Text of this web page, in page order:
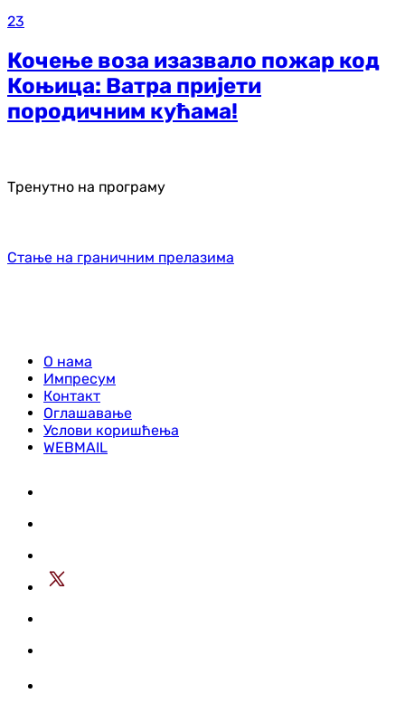
23
Кочење воза изазвало пожар код
Коњица: Ватра пријети
породичним кућама!
Тренутно на програму
Стање на граничним прелазима
О нама
Импресум
Контакт
Оглашавање
Услови коришћења
WEBMAIL